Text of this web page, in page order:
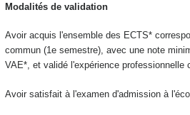
Modalités de validation
Avoir acquis l'ensemble des ECTS*
commun (1e semestre), avec une note
VAE*, etvalidé l'expérience professionnelle
Avoir satisfait à l'examen d'admission à